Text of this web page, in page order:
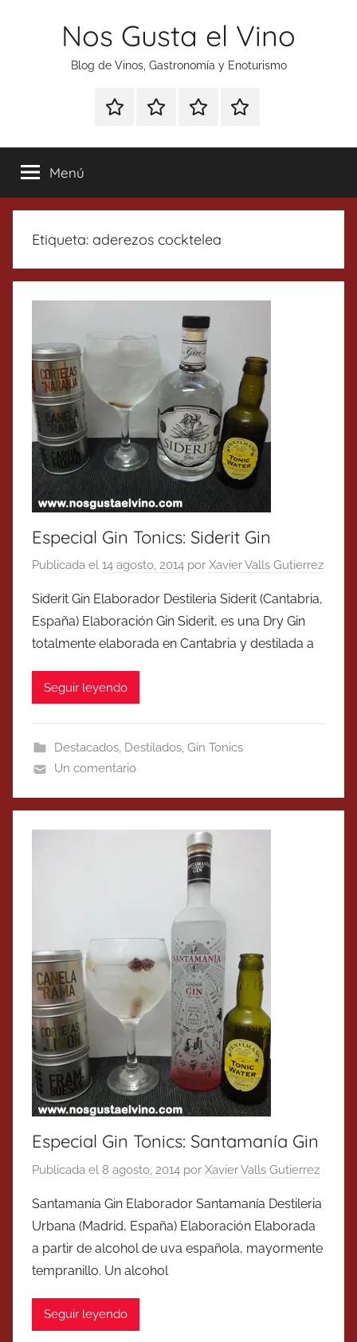
Nos Gusta el Vino
Blog de Vinos, Gastronomía y Enoturismo
Especial
Tonics
Enoturismo
Gastronomía
RankingContacto
Menú
Etiqueta: aderezos cocktelea
Especial Gin Tonics: Siderit Gin
Publicada el 14 agosto, 2014 por Xavier Valls Gutierrez
Siderit Gin Elaborador Destileria Siderit (Cantabria,
España) Elaboración Gin Siderit, es una Dry Gin
totalmente elaborada en Cantabria y destilada a
Seguir leyendo
Destacados, Destilados, Gin Tonics
Un comentario
Especial Gin Tonics: Santamanía Gin
Publicada el 8 agosto, 2014 por Xavier Valls Gutierrez
Santamanía Gin Elaborador Santamanía Destileria
Urbana (Madrid, España) Elaboración Elaborada
a partir de alcohol de uva española, mayormente
tempranillo. Un alcohol
Seguir leyendo